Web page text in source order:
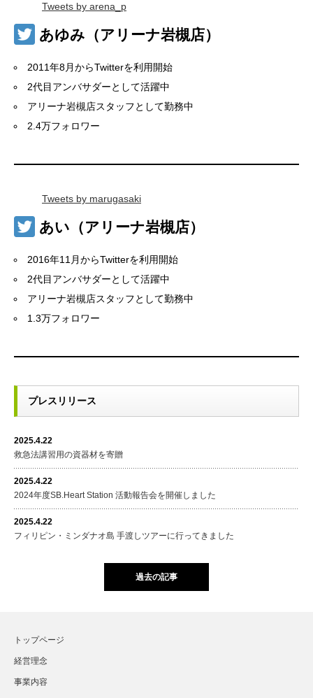
Tweets by arena_p
あゆみ（アリーナ岩槻店）
2011年8月からTwitterを利用開始
2代目アンバサダーとして活躍中
アリーナ岩槻店スタッフとして勤務中
2.4万フォロワー
Tweets by marugasaki
あい（アリーナ岩槻店）
2016年11月からTwitterを利用開始
2代目アンバサダーとして活躍中
アリーナ岩槻店スタッフとして勤務中
1.3万フォロワー
プレスリリース
2025.4.22
救急法講習用の資器材を寄贈
2025.4.22
2024年度SB.Heart Station 活動報告会を開催しました
2025.4.22
フィリピン・ミンダナオ島 手渡しツアーに行ってきました
過去の記事
トップページ
経営理念
事業内容